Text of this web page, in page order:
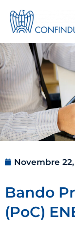
Novembre
Bando
(PoC)